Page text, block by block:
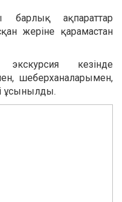
барлық ақпараттар
жеріне қарамастан
кезінде
шеберханаларымен,
ұсынылды.